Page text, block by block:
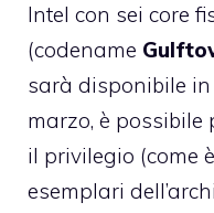
Intel con sei core
(codename
sarà disponibile
marzo, è possibile
il privilegio (come
esemplari